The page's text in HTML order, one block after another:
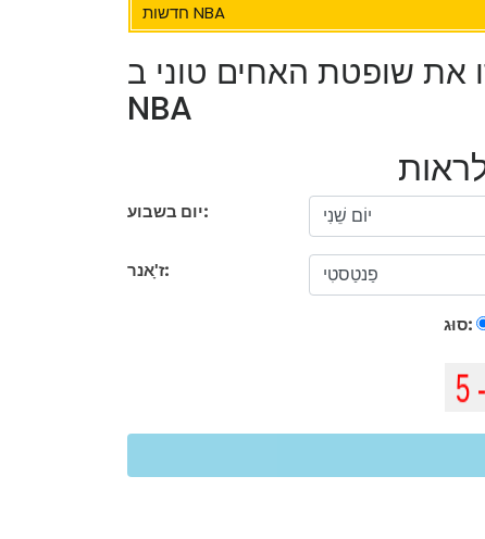
חדשות NBA
את שופטת האחים טוני ב-
NBA
יום בשבוע:
ז'ָאנר:
סוּג: